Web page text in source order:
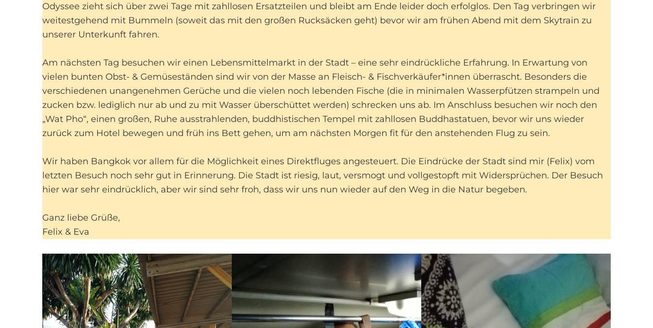
Odyssee zieht sich über zwei Tage mit zahllosen Ersatzteilen und bleibt am Ende leider doch erfolglos. Den Tag verbringen wir
weitestgehend mit Bummeln (soweit das mit den großen Rucksäcken geht) bevor wir am frühen Abend mit dem Skytrain zu
unserer Unterkunft fahren.
Am nächsten Tag besuchen wir einen Lebensmittelmarkt in der Stadt – eine sehr eindrückliche Erfahrung. In Erwartung von
vielen bunten Obst- & Gemüseständen sind wir von der Masse an Fleisch- & Fischverkäufer*innen überrascht. Besonders die
verschiedenen unangenehmen Gerüche und die vielen noch lebenden Fische (die in minimalen Wasserpfützen strampeln und
zucken bzw. lediglich nur ab und zu mit Wasser überschüttet werden) schrecken uns ab. Im Anschluss besuchen wir noch den
„Wat Pho“, einen großen, Ruhe ausstrahlenden, buddhistischen Tempel mit zahllosen Buddhastatuen, bevor wir uns wieder
zurück zum Hotel bewegen und früh ins Bett gehen, um am nächsten Morgen fit für den anstehenden Flug zu sein.
Wir haben Bangkok vor allem für die Möglichkeit eines Direktfluges angesteuert. Die Eindrücke der Stadt sind mir (Felix) vom
letzten Besuch noch sehr gut in Erinnerung. Die Stadt ist riesig, laut, versmogt und vollgestopft mit Widersprüchen. Der Besuch
hier war sehr eindrücklich, aber wir sind sehr froh, dass wir uns nun wieder auf den Weg in die Natur begeben.
Ganz liebe Grüße,
Felix & Eva